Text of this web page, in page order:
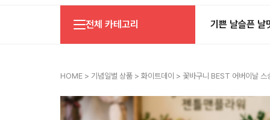
전체 카테고리 기쁜 날슬픈 날
HOME > 기념일별 상품 > 화이트데이 > 꽃바구니 BEST 어버이날 스